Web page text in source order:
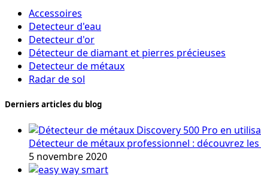
Accessoires
Detecteur d'eau
Detecteur d'or
Détecteur de diamant et pierres précieuses
Detecteur de métaux
Radar de sol
Derniers articles du blog
Détecteur de métaux professionnel : découvrez
5 novembre 2020